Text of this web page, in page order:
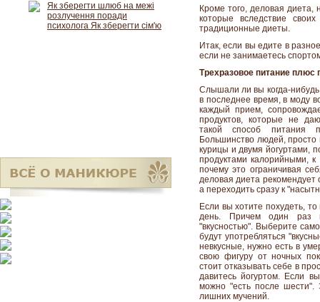
Кроме того, деловая
которые вследствие
традиционные диеты.
Итак, если вы едите в
если не занимаетесь
Трехразовое питание плюс
Слышали ли вы когда-
в последнее время, в моду
каждый прием,
продуктов, которые не
такой способ питания
Большинство людей, просто
курицы и двумя йогуртами,
продуктами калорийными,
почему это ограничивая
деловая диета рекомендует
а переходить сразу к
Если вы хотите похудеть,
день. Причем один раз
"вкусностью". Выберите
будут употребляться
невкусные, нужно есть в
свою фигуру от ночных
стоит отказывать себе в
давитесь йогуртом. Если
можно "есть после
лишних мучений.
Як зберегти шлюб на межі
розлучення поради
психолога Як зберегти сім'ю